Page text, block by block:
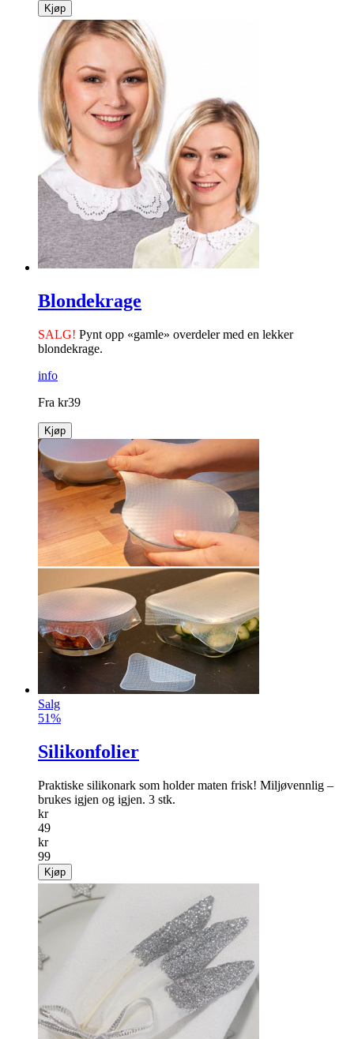
Kjøp
Blondekrage
SALG! Pynt opp «gamle» overdeler med en lekker
blondekrage.
info
Fra kr39
Kjøp
Salg
51%
Silikonfolier
Praktiske silikonark som holder maten frisk! Miljøvennlig –
brukes igjen og igjen. 3 stk.
kr
49
kr
99
Kjøp